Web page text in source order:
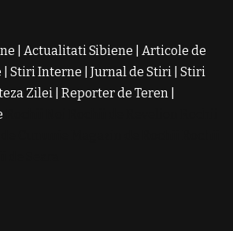
Actualitati Sibiene
Articole de
Stiri Interne Jurnal de Stiri Stiri
Zilei Reporter de Teren